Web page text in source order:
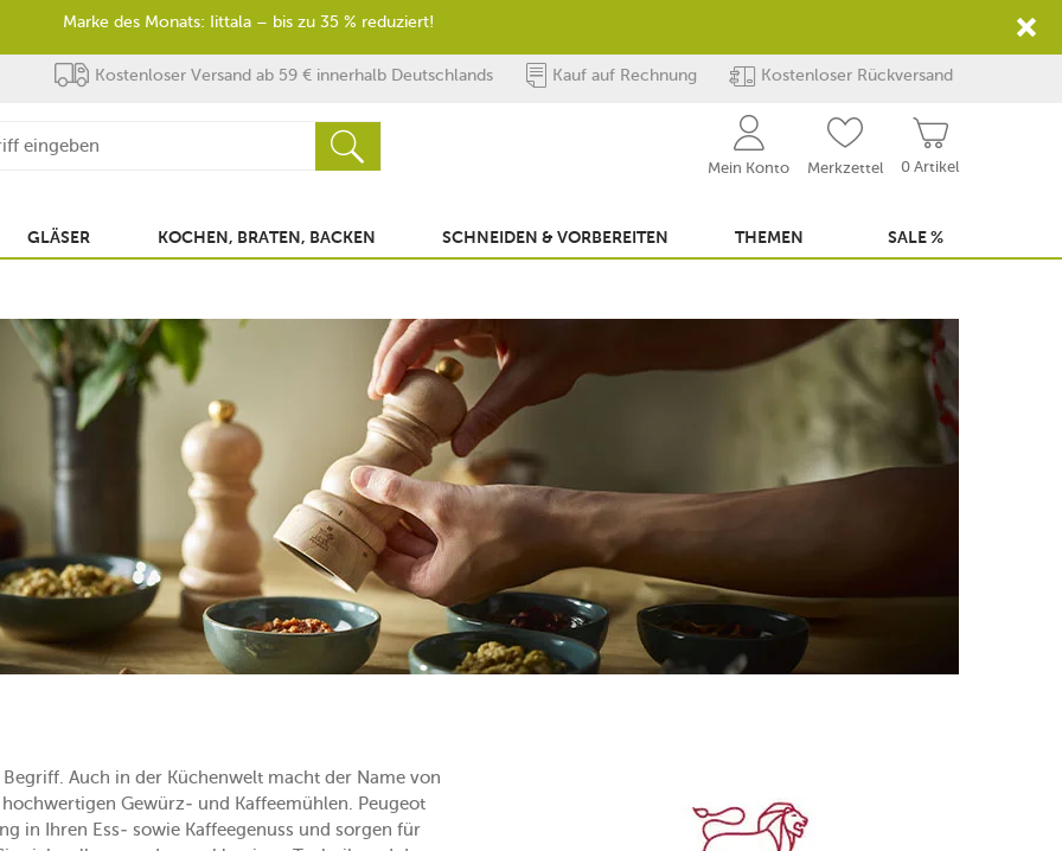
Kostenloser Versand ab 59 € innerhalb Deutschlands Kauf auf Rechnung Kostenloser Rückversand
0 Artikel
Mein Konto Merkzettel
GLÄSER KOCHEN, BRATEN, BACKEN SCHNEIDEN & VORBEREITEN THEMEN SALE %
Auch in der Küchenwelt macht der Name von
Gewürz- und Kaffeemühlen. Peugeot
in Ihren Ess- sowie Kaffeegenuss und sorgen für
Marke des Monats: Iittala – bis zu 35 % reduziert!